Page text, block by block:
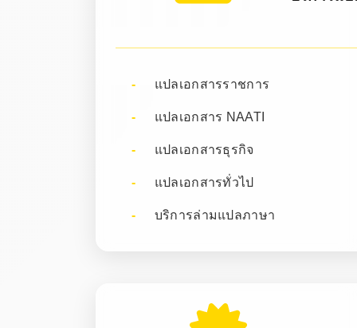
แปลเอกสารราชการ
แปลเอกสาร NAATI
แปลเอกสารธุรกิจ
แปลเอกสารทั่วไป
บริการล่ามแปลภาษา